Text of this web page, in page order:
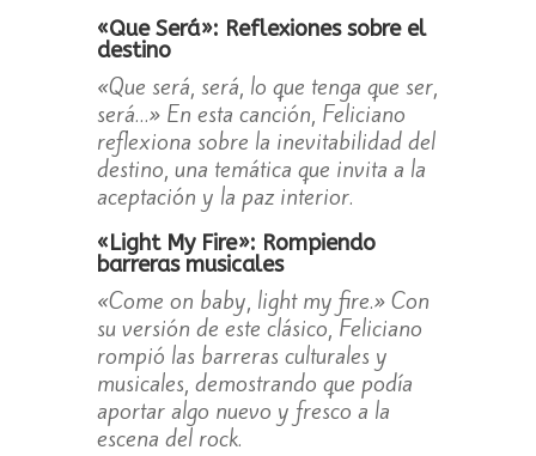
«Que Será»: Reflexiones sobre el
destino
«Que será, será, lo que tenga que ser,
será…» En esta canción, Feliciano
reflexiona sobre la inevitabilidad del
destino, una temática que invita a la
aceptación y la paz interior.
«Light My Fire»: Rompiendo
barreras musicales
«Come on baby, light my fire.» Con
su versión de este clásico, Feliciano
rompió las barreras culturales y
musicales, demostrando que podía
aportar algo nuevo y fresco a la
escena del rock.